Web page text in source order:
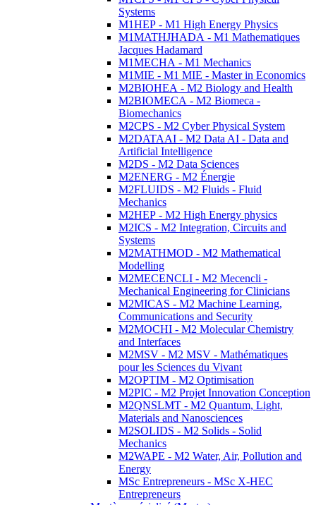
Systems
M1HEP - M1 High Energy Physics
M1MATHJHADA - M1 Mathematiques
Jacques Hadamard
M1MECHA - M1 Mechanics
M1MIE - M1 MIE - Master in Economics
M2BIOHEA - M2 Biology and Health
M2BIOMECA - M2 Biomeca -
Biomechanics
M2CPS - M2 Cyber Physical System
M2DATAAI - M2 Data AI - Data and
Artificial Intelligence
M2DS - M2 Data Sciences
M2ENERG - M2 Énergie
M2FLUIDS - M2 Fluids - Fluid
Mechanics
M2HEP - M2 High Energy physics
M2ICS - M2 Integration, Circuits and
Systems
M2MATHMOD - M2 Mathematical
Modelling
M2MECENCLI - M2 Mecencli -
Mechanical Engineering for Clinicians
M2MICAS - M2 Machine Learning,
Communications and Security
M2MOCHI - M2 Molecular Chemistry
and Interfaces
M2MSV - M2 MSV - Mathématiques
pour les Sciences du Vivant
M2OPTIM - M2 Optimisation
M2PIC - M2 Projet Innovation Conception
M2QNSLMT - M2 Quantum, Light,
Materials and Nanosciences
M2SOLIDS - M2 Solids - Solid
Mechanics
M2WAPE - M2 Water, Air, Pollution and
Energy
MSc Entrepreneurs - MSc X-HEC
Entrepreneurs